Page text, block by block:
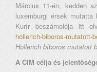
Március 11-én, kedden
luxemburgi érsek
Kurír beszámolója itt
hollerich-biboros-mutatott-
Hollerich bíboros mutatott
A CIM célja és